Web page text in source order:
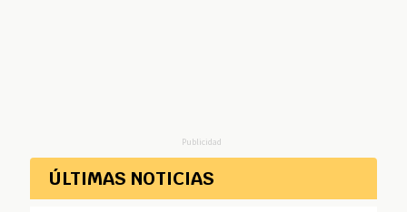
Publicidad
ÚLTIMAS NOTICIAS